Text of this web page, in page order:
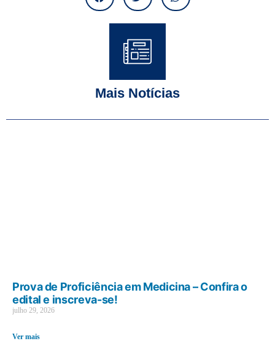
Mais Notícias
Prova de Proficiência em Medicina – Confira o
edital e inscreva-se!
julho 29, 2026
Ver mais